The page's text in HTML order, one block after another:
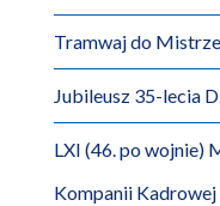
Tramwaj do
Jubileusz 35-lecia
LXI (46. po wojnie)
Kompanii Kadrowej